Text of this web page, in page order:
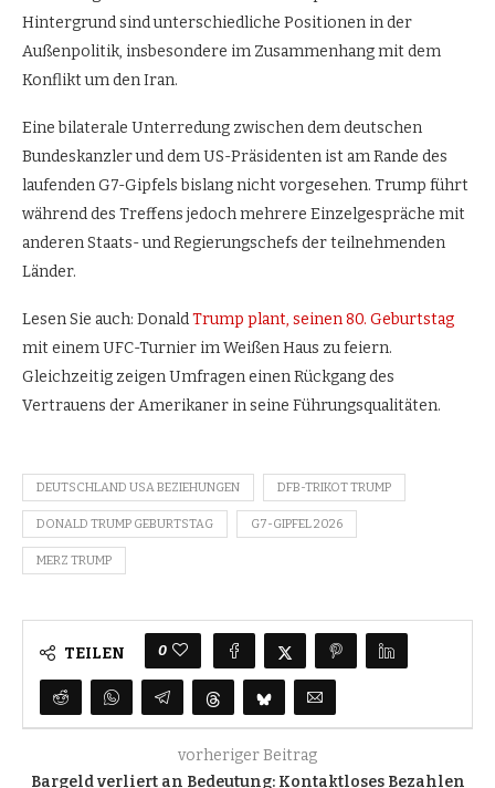
Hintergrund sind unterschiedliche Positionen in der
Außenpolitik, insbesondere im Zusammenhang mit dem
Konflikt um den Iran.
Eine bilaterale Unterredung zwischen dem deutschen
Bundeskanzler und dem US-Präsidenten ist am Rande des
laufenden G7-Gipfels bislang nicht vorgesehen. Trump führt
während des Treffens jedoch mehrere Einzelgespräche mit
anderen Staats- und Regierungschefs der teilnehmenden
Länder.
Lesen Sie auch: DonaldTrump plant, seinen 80. Geburtstag
mit einem UFC-Turnier im Weißen Haus zu feiern.
Gleichzeitig zeigen Umfragen einen Rückgang des
Vertrauens der Amerikaner in seine Führungsqualitäten.
DEUTSCHLAND USA BEZIEHUNGEN DFB-TRIKOT TRUMP
DONALD TRUMP GEBURTSTAG G7-GIPFEL 2026
MERZ TRUMP
TEILEN 0
vorheriger Beitrag
Bargeld verliert an Bedeutung: Kontaktloses Bezahlen